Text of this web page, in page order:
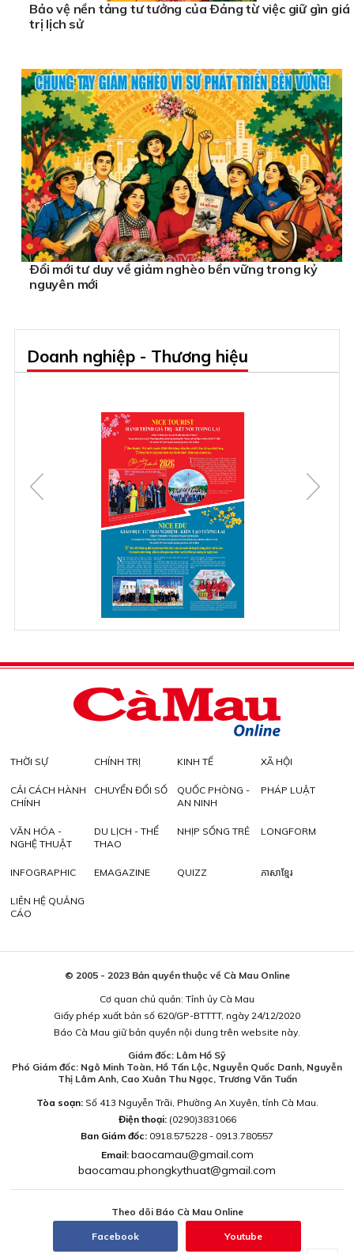
Bảo vệ nền tảng tư tưởng của Ðảng từ việc giữ gìn giá
trị lịch sử
Ðổi mới tư duy về giảm nghèo bền vững trong kỷ
nguyên mới
Doanh nghiệp - Thương hiệu
THỜI SỰ CHÍNH TRỊ KINH TẾ XÃ HỘI
CẢI CÁCH HÀNH
CHÍNH
CHUYỂN ĐỔI SỐ
QUỐC PHÒNG -
AN NINH
PHÁP LUẬT
VĂN HÓA -
NGHỆ THUẬT
DU LỊCH - THỂ
THAO
NHỊP SỐNG TRẺ LONGFORM
INFOGRAPHIC EMAGAZINE QUIZZ ភាសាខ្មែរ
LIÊN HỆ QUẢNG
CÁO
© 2005 - 2023 Bản quyền thuộc về Cà Mau Online
Cơ quan chủ quản: Tỉnh ủy Cà Mau
Giấy phép xuất bản số 620/GP-BTTTT, ngày 24/12/2020
Báo Cà Mau giữ bản quyền nội dung trên website này.
Giám đốc: Lâm Hồ Sỹ
Phó Giám đốc: Ngô Minh Toàn, Hồ Tấn Lộc, Nguyễn Quốc Danh, Nguyễn
Thị Lâm Anh, Cao Xuân Thu Ngọc, Trương Văn Tuấn
Tòa soạn:Số 413 Nguyễn Trãi, Phường An Xuyên, tỉnh Cà Mau.
Điện thoại: (0290)3831066
Ban Giám đốc: 0918.575228 - 0913.780557
Email: baocamau@gmail.com
baocamau.phongkythuat@gmail.com
Theo dõi Báo Cà Mau Online
Facebook Youtube